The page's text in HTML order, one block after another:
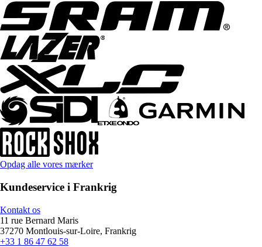
Opdag alle vores mærker
Kundeservice i Frankrig
Kontakt os
11 rue Bernard Maris
37270 Montlouis-sur-Loire, Frankrig
+33 1 86 47 62 58